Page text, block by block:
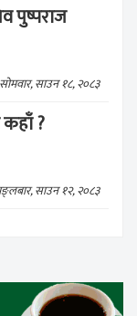
पुष्पराज
सोमवार, साउन १८, २०८३
?
साउन १२, २०८३